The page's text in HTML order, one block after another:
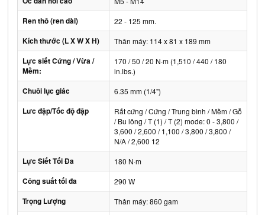
Ren thô (ren dài) 22 - 125 mm.
Kích thước (L X W X H) Thân máy: 114 x 81 x 189 mm
Lực siết Cứng / Vừa /
Mềm:
170 / 50 / 20 N·m (1,510 / 440 / 180
in.lbs.)
Chuôi lục giác 6.35 mm (1/4")
Lưc đập/Tốc độ đập
Rất cứng / Cứng / Trung bình / Mềm / Gỗ
/ Bu lông / T (1) / T (2) mode: 0 - 3,800 /
3,600 / 2,600 / 1,100 / 3,800 / 3,800 /
N/A / 2,600 12
Lực Siết Tối Đa 180 N·m
Công suất tối đa 290 W
Trọng Lượng Thân máy: 860 gam